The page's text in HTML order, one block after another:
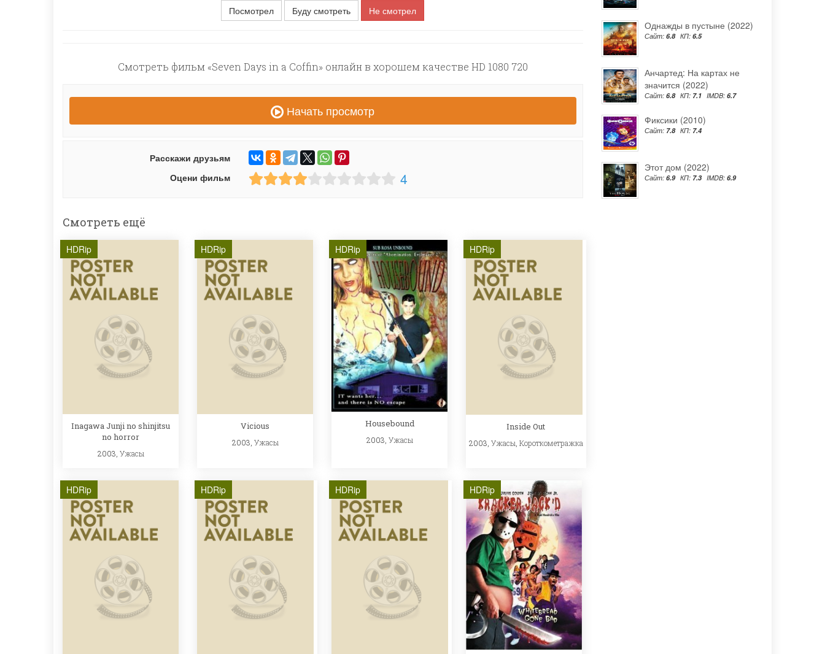
Посмотрел
Буду смотреть Не смотрел
Смотреть фильм «Seven Days in a Coffin» онлайн в хорошем качестве HD 1080 720
Начать просмотр
Расскажи друзьям
Оцени фильм
4
Смотреть ещё
HDRip
Inagawa Junji no shinjitsu
no horror
2003, Ужасы
HDRip
Vicious
2003, Ужасы
HDRip
Housebound
2003, Ужасы
HDRip
Inside Out
2003, Ужасы Короткометражка
HDRip HDRip HDRip HDRip
Однажды в пустыне (2022)
Сайт: 6.8 КП: 6.5
Анчартед: На картах не
значится (2022)
Сайт: 6.8 КП: 7.1 IMDB: 6.7
Фиксики (2010)
Сайт: 7.8 КП: 7.4
Этот дом (2022)
Сайт: 6.9 КП: 7.3 IMDB: 6.9